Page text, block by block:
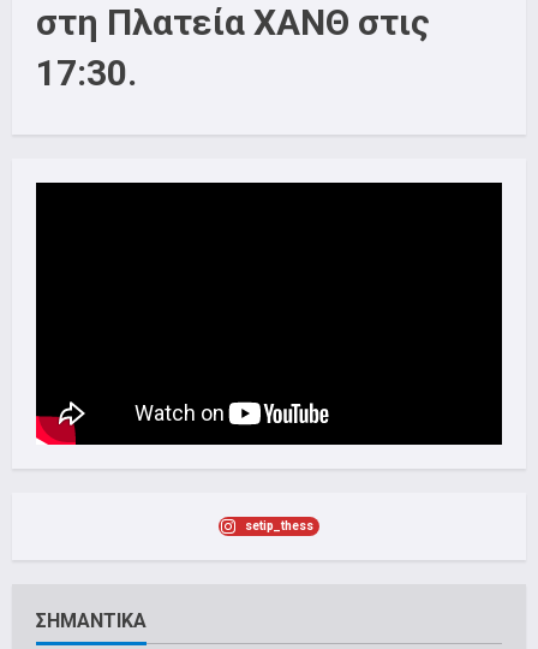
στη Πλατεία ΧΑΝΘ στις
17:30.
setip_thess
ΣΗΜΑΝΤΙΚΑ